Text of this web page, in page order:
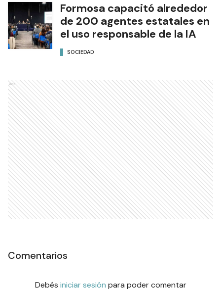
Formosa capacitó alrededor
de 200 agentes estatales en
el uso responsable de la IA
SOCIEDAD
Ads
Comentarios
Debés iniciar sesión para poder comentar